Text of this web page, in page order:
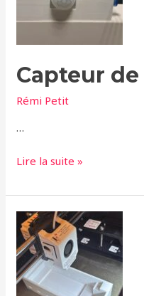
Capteur
Rémi Petit
…
Lire la suite »
LMB